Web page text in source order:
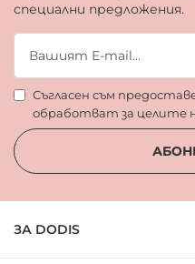
специални предложения.
Съгласен съм
обработват за целите
ЗА DODIS